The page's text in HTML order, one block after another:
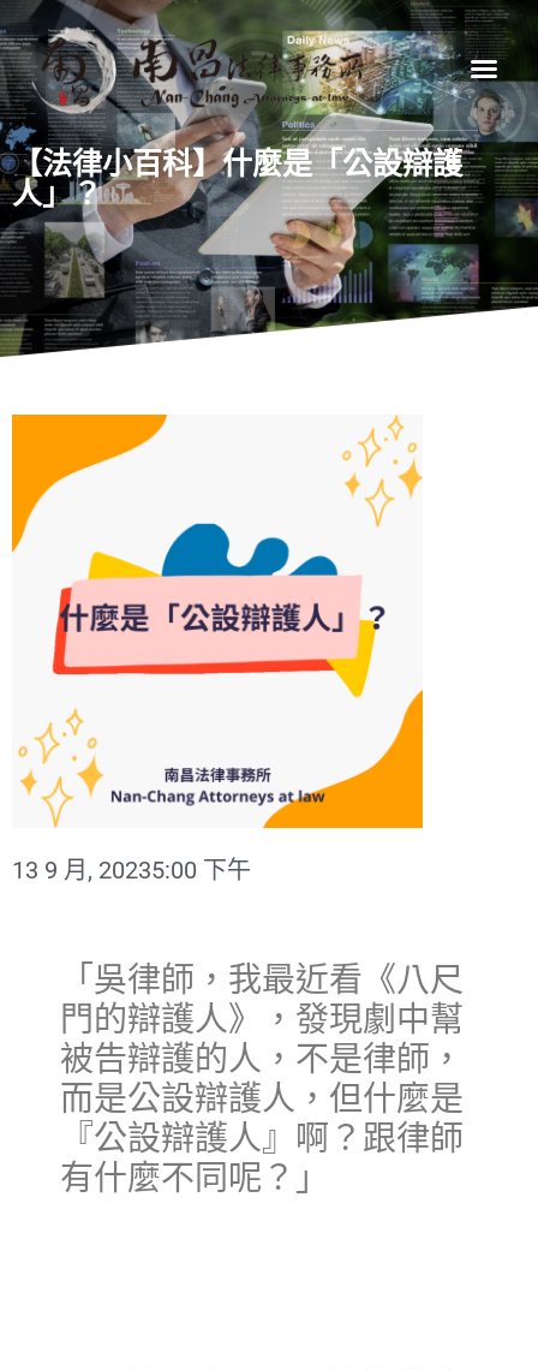
【法律小百科】什麼是「公設辯護
人」？
13 9 月, 20235:00 下午
「吳律師，我最近看《八尺
門的辯護人》，發現劇中幫
被告辯護的人，不是律師，
而是公設辯護人，但什麼是
『公設辯護人』啊？跟律師
有什麼不同呢？」